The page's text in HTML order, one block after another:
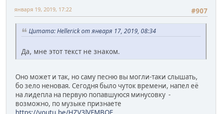
#907
января 19, 2019, 17:22
Цитата: Hellerick от января 17, 2019, 08:34
Да, мне этот текст не знаком.
Оно может и так, но саму песню вы могли-таки слышать,
бо зело неновая. Сегодня было чуток времени, напел её
на лидепла на первую попавшуюся минусовку -
возможно, по музыке признаете